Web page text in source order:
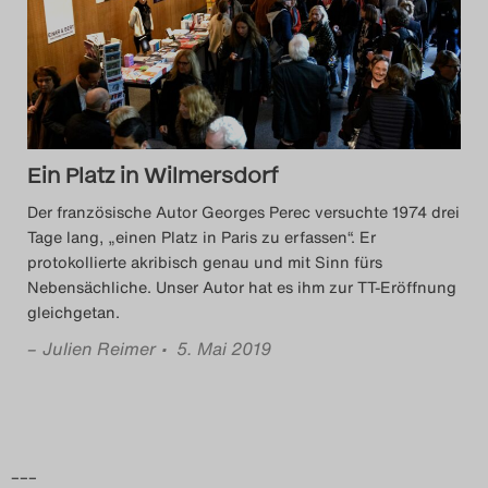
Das Theatertreffen-Blog
2014
Das Theatertreffen-Blog
2015
Das Theatertreffen-Blog
2016
Das Theatertreffen-Blog
Ein Platz in Wilmersdorf
Der französische Autor Georges Perec versuchte 1974 drei
Tage lang, „einen Platz in Paris zu erfassen“. Er
protokollierte akribisch genau und mit Sinn fürs
Nebensächliche. Unser Autor hat es ihm zur TT-Eröffnung
gleichgetan.
– Julien Reimer • 5. Mai 2019
–––